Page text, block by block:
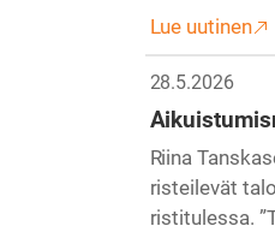
Lue uutinen
28.5.2026
Riina
risteilevät
ristitulessa.